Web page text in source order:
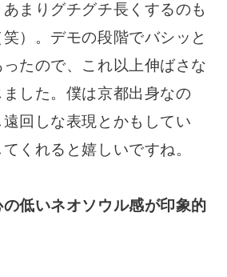
まりグチグチ長くするのも
）。デモの段階でバシッと
たので、これ以上伸ばさな
ました。僕は京都出身なの
回しな表現とかもしてい
くれると嬉しいですね。
低いネオソウル感が印象的